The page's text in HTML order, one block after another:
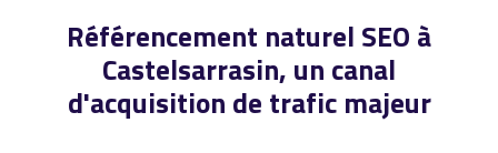
Référencement naturel SEO à
Castelsarrasin, un canal
d'acquisition de trafic majeur